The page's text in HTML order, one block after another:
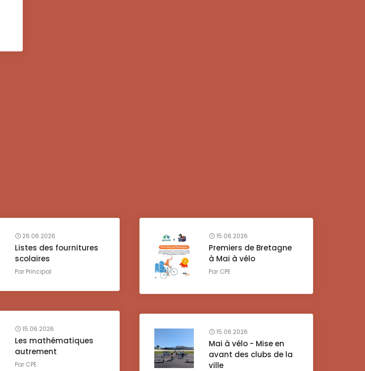
26.06.2026
Listes des fournitures
scolaires
Par Principal
15.06.2026
Premiers de Bretagne
à Mai à vélo
Par CPE
15.06.2026
Les mathématiques
autrement
Par CPE
15.06.2026
Mai à vélo - Mise en
avant des clubs de la
ville